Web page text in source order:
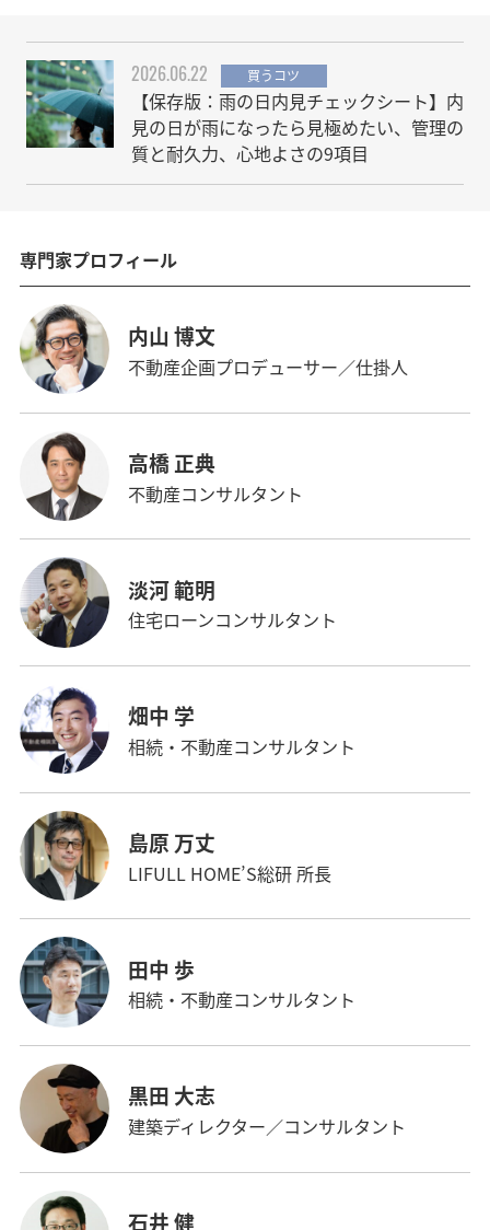
2026.06.22 買うコツ
【保存版：雨の日内見チェックシート】内
見の日が雨になったら見極めたい、管理の
質と耐久力、心地よさの9項目
専門家プロフィール
内山 博文
不動産企画プロデューサー／仕掛人
高橋 正典
不動産コンサルタント
淡河 範明
住宅ローンコンサルタント
畑中 学
相続・不動産コンサルタント
島原 万丈
LIFULL HOME’S総研 所長
田中 歩
相続・不動産コンサルタント
黒田 大志
建築ディレクター／コンサルタント
石井 健